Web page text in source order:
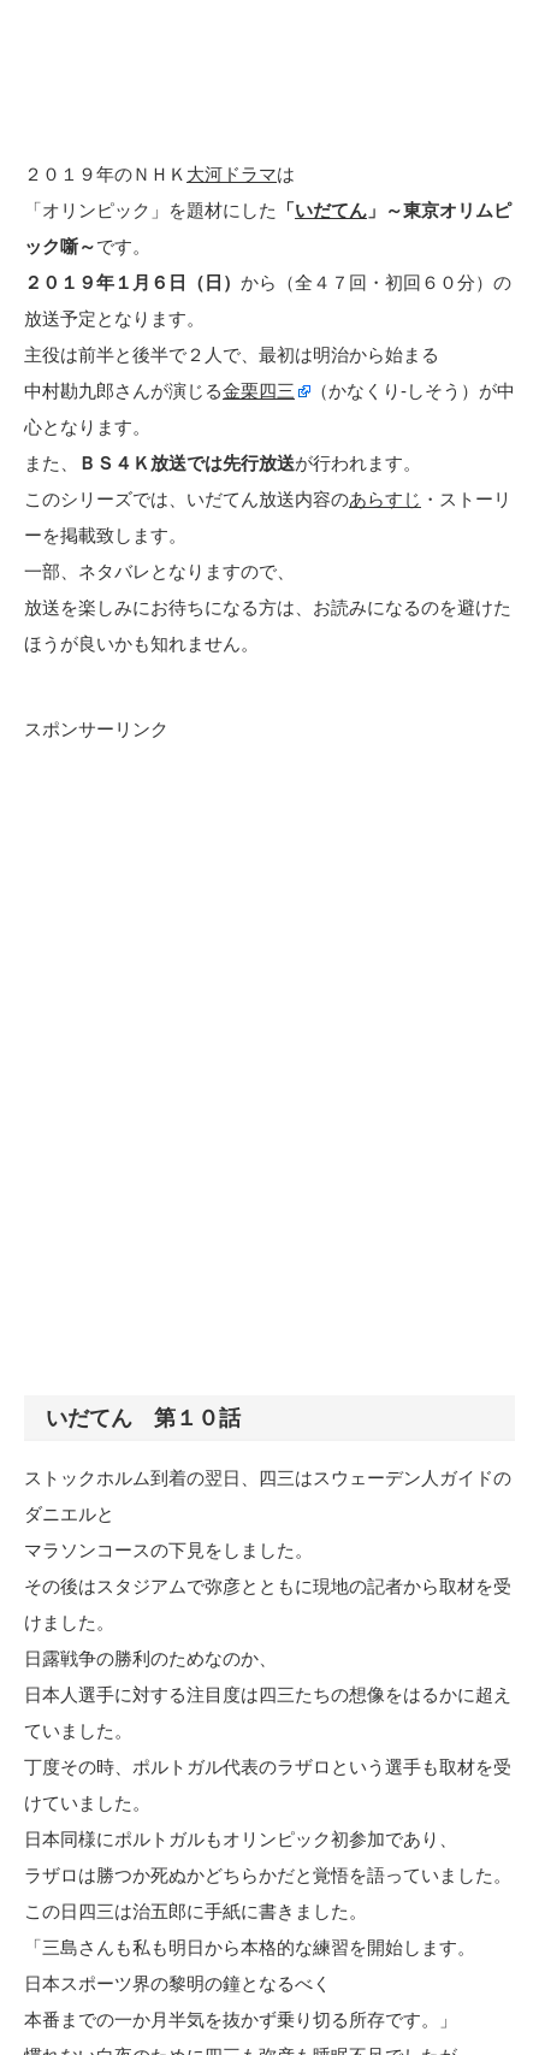
２０１９年のＮＨＫ 大河ドラマは
「オリンピック」を題材にした
「いだてん 」～東京オリムピ
ック噺～です。
２０１９年１月６日（日） から（全４７回・初回６０分）の
放送予定となります。
主役は前半と後半で２人で、最初は明治から始まる
中村勘九郎さんが演じる金栗四三
（かなくり-しそう）が中
心となります。
また、
ＢＳ４Ｋ放送では先行放送が行われます。
このシリーズでは、いだてん放送内容のあらすじ ・ストーリ
ーを掲載致します。
一部、ネタバレとなりますので、
放送を楽しみにお待ちになる方は、お読みになるのを避けた
ほうが良いかも知れません。
スポンサーリンク
いだてん 第１０話
ストックホルム到着の翌日、四三はスウェーデン人ガイドの
ダニエルと
マラソンコースの下見をしました。
その後はスタジアムで弥彦とともに現地の記者から取材を受
けました。
日露戦争の勝利のためなのか、
日本人選手に対する注目度は四三たちの想像をはるかに超え
ていました。
丁度その時、ポルトガル代表のラザロという選手も取材を受
けていました。
日本同様にポルトガルもオリンピック初参加であり、
ラザロは勝つか死ぬかどちらかだと覚悟を語っていました。
この日四三は治五郎に手紙に書きました。
「三島さんも私も明日から本格的な練習を開始します。
日本スポーツ界の黎明の鐘となるべく
本番までの一か月半気を抜かず乗り切る所存です。」